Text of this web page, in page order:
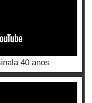
40 anos